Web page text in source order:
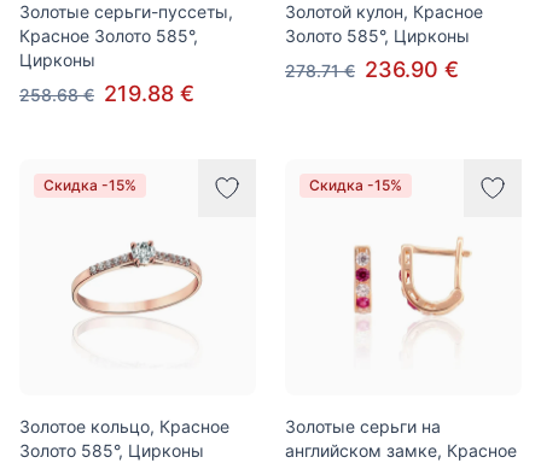
Золотые серьги-пуссеты,
Красное Золото 585°,
Цирконы
258.68 € 219.88 €
Золотой кулон, Красное
Золото 585°, Цирконы
278.71 € 236.90 €
Скидка -15%
Золотое кольцо, Красное
Золото 585°, Цирконы
Скидка -15%
Золотые серьги на
английском замке, Красное